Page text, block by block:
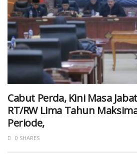
Cabut Perda, Kini Masa
RT/RW Lima Tahun
Periode,
0 SHARES